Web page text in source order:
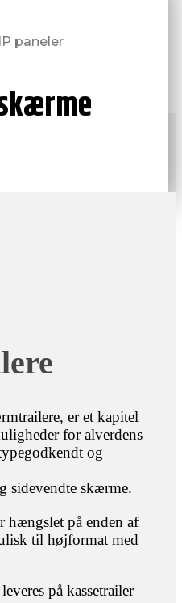
paneler
er et kapitel
for alverdens
og
sidevendte skærme.
hængslet på enden af
til højformat med
på kassetrailer